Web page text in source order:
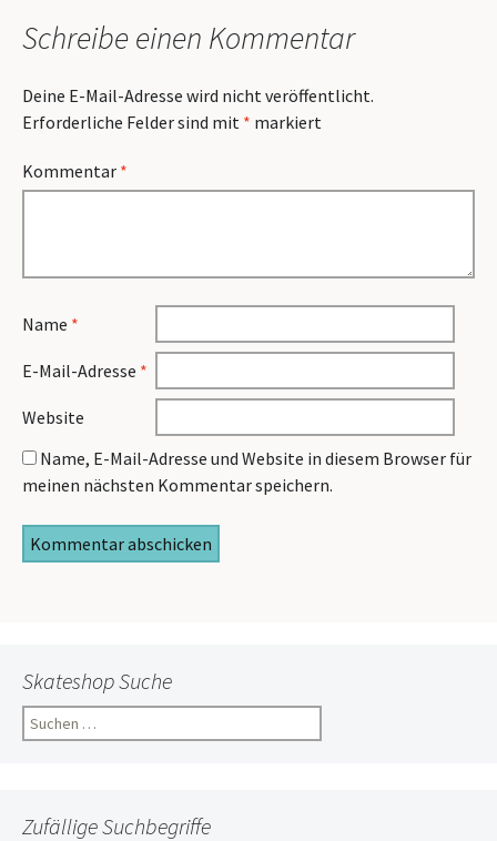
Schreibe einen Kommentar
Deine E-Mail-Adresse wird nicht veröffentlicht.
Erforderliche Felder sind mit * markiert
Kommentar *
Name *
E-Mail-Adresse *
Website
Name, E-Mail-Adresse und Website in diesem Browser für
meinen nächsten Kommentar speichern.
Skateshop Suche
Suchen
nach:
Zufällige Suchbegriffe